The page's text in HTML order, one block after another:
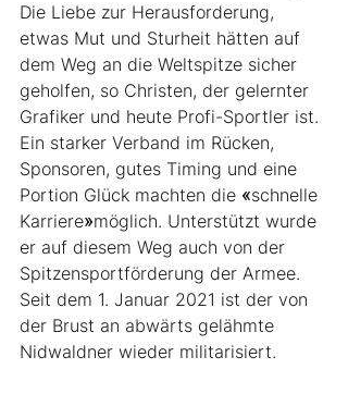
Die Liebe zur Herausforderung,
etwas Mut und Sturheit hätten auf
dem Weg an die Weltspitze sicher
geholfen, so Christen, der gelernter
Grafiker und heute Profi-Sportler ist.
Ein starker Verband im Rücken,
Sponsoren, gutes Timing und eine
Portion Glück machten die «schnelle
Karriere»möglich. Unterstützt wurde
er auf diesem Weg auch von der
Spitzensportförderung der Armee.
Seit dem 1. Januar 2021 ist der von
der Brust an abwärts gelähmte
Nidwaldner wieder militarisiert.